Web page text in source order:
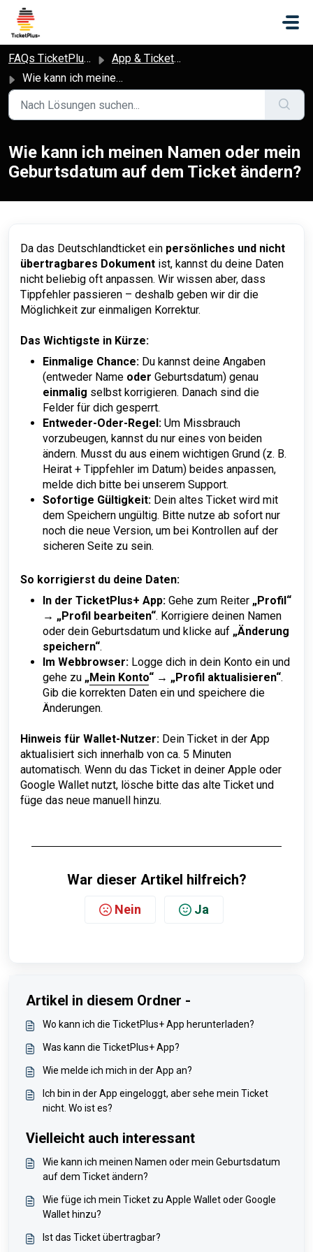
Zum hauptsächlichen Inhalt gehen
FAQs TicketPlus+
App & Ticket-Nutzung
Wie kann ich meinen Namen oder mein Geburtsdatum auf dem Ticket ändern?
Wie kann ich meinen Namen oder mein
Geburtsdatum auf dem Ticket ändern?
Da das Deutschlandticket ein persönliches und nicht
übertragbares Dokument ist, kannst du deine Daten
nicht beliebig oft anpassen. Wir wissen aber, dass
Tippfehler passieren – deshalb geben wir dir die
Möglichkeit zur einmaligen Korrektur.
Das Wichtigste in Kürze:
Einmalige Chance: Du kannst deine Angaben
(entweder Name oder Geburtsdatum) genau
einmalig selbst korrigieren. Danach sind die
Felder für dich gesperrt.
Entweder-Oder-Regel: Um Missbrauch
vorzubeugen, kannst du nur eines von beiden
ändern. Musst du aus einem wichtigen Grund (z. B.
Heirat + Tippfehler im Datum) beides anpassen,
melde dich bitte bei unserem Support.
Sofortige Gültigkeit: Dein altes Ticket wird mit
dem Speichern ungültig. Bitte nutze ab sofort nur
noch die neue Version, um bei Kontrollen auf der
sicheren Seite zu sein.
So korrigierst du deine Daten:
In der TicketPlus+ App: Gehe zum Reiter „Profil“
→ „Profil bearbeiten“. Korrigiere deinen Namen
oder dein Geburtsdatum und klicke auf „Änderung
speichern“.
Im Webbrowser: Logge dich in dein Konto ein und
gehe zu „Mein Konto“ → „Profil aktualisieren“.
Gib die korrekten Daten ein und speichere die
Änderungen.
Hinweis für Wallet-Nutzer: Dein Ticket in der App
aktualisiert sich innerhalb von ca. 5 Minuten
automatisch. Wenn du das Ticket in deiner Apple oder
Google Wallet nutzt, lösche bitte das alte Ticket und
füge das neue manuell hinzu.
War dieser Artikel hilfreich?
Nein Ja
Artikel in diesem Ordner -
Wo kann ich die TicketPlus+ App herunterladen?
Was kann die TicketPlus+ App?
Wie melde ich mich in der App an?
Ich bin in der App eingeloggt, aber sehe mein Ticket
nicht. Wo ist es?
Vielleicht auch interessant
Wie kann ich meinen Namen oder mein Geburtsdatum
auf dem Ticket ändern?
Wie füge ich mein Ticket zu Apple Wallet oder Google
Wallet hinzu?
Ist das Ticket übertragbar?